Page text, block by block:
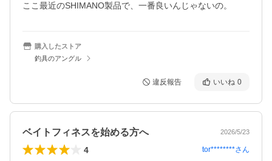
ここ最近のSHIMANO製品で、一番良いんじゃないの。
購入したストア
釣具のアングル
違反報告 いいね 0
ベイトフィネスを始める方へ 2026/5/23
4 tor********さん